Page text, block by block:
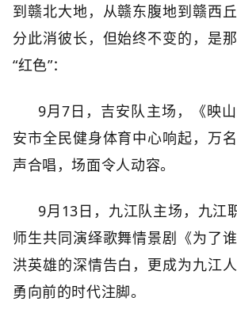
到赣北大地，从赣东腹地到赣西
分此消彼长，但始终不变的，是
“红色”：
9月7日，吉安队主场，《映
安市全民健身体育中心响起，万
声合唱，场面令人动容。
9月13日，九江队主场，九江
师生共同演绎歌舞情景剧《为了
洪英雄的深情告白，更成为九江
勇向前的时代注脚。